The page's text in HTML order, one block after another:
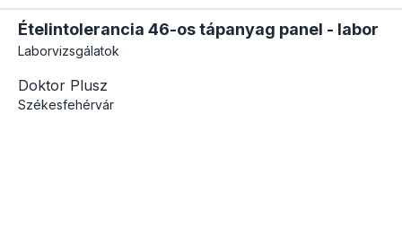
Ételintolerancia 46-os tápanyag panel - labor
Laborvizsgálatok
Doktor Plusz
Székesfehérvár